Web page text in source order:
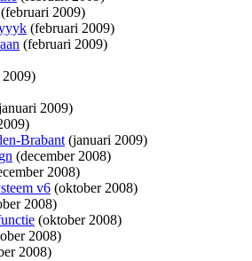
(februari 2009)
(februari 2009)
(februari 2009)
2009)
Brabant(januari 2009)
(december 2008)
2008)
v6 (oktober 2008)
2008)
(oktober 2008)
2008)
2008)